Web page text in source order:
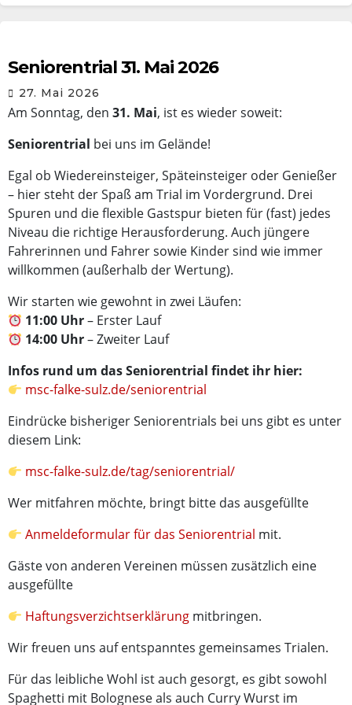
Seniorentrial 31. Mai 2026
27. Mai 2026
Am Sonntag, den 31. Mai, ist es wieder soweit:
Seniorentrial bei uns im Gelände!
Egal ob Wiedereinsteiger, Späteinsteiger oder Genießer
– hier steht der Spaß am Trial im Vordergrund. Drei
Spuren und die flexible Gastspur bieten für (fast) jedes
Niveau die richtige Herausforderung. Auch jüngere
Fahrerinnen und Fahrer sowie Kinder sind wie immer
willkommen (außerhalb der Wertung).
Wir starten wie gewohnt in zwei Läufen:
11:00 Uhr– Erster Lauf
14:00 Uhr– Zweiter Lauf
Infos rund um das Seniorentrial findet ihr hier:
msc-falke-sulz.de/seniorentrial
Eindrücke bisheriger Seniorentrials bei uns gibt es unter
diesem Link:
msc-falke-sulz.de/tag/seniorentrial/
Wer mitfahren möchte, bringt bitte das ausgefüllte
Anmeldeformular für das Seniorentrial mit.
Gäste von anderen Vereinen müssen zusätzlich eine
ausgefüllte
Haftungsverzichtserklärung mitbringen.
Wir freuen uns auf entspanntes gemeinsames Trialen.
Für das leibliche Wohl ist auch gesorgt, es gibt sowohl
Spaghetti mit Bolognese als auch Curry Wurst im